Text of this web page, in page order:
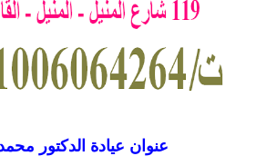
عنوان عيادة الدكتور محمد